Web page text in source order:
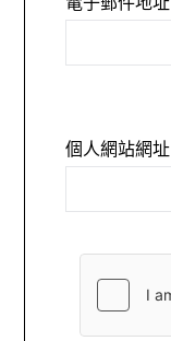
個人網站網址